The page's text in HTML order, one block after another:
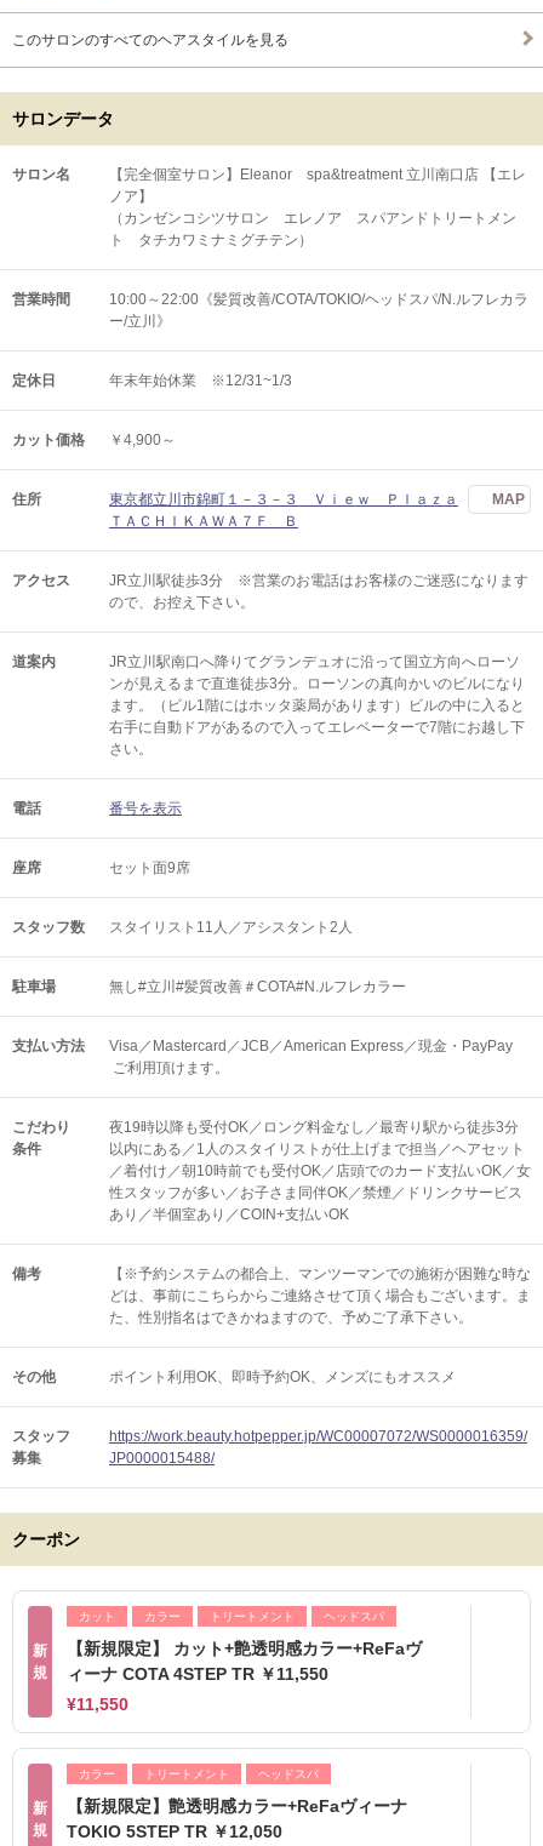
このサロンのすべてのヘアスタイルを見る
サロンデータ
サロン名
【完全個室サロン】Eleanor spa&treatment 立川南口店 【エレ
ノア】
（カンゼンコシツサロン エレノア スパアンドトリートメン
ト タチカワミナミグチテン）
営業時間
10:00～22:00《髪質改善/COTA/TOKIO/ヘッドスパ/N.ルフレカラ
ー/立川》
定休日 年末年始休業 ※12/31~1/3
カット価格 ￥4,900～
住所
東京都立川市錦町１－３－３ Ｖｉｅｗ Ｐｌａｚａ
ＴＡＣＨＩＫＡＷＡ７Ｆ Ｂ
MAP
アクセス
JR立川駅徒歩3分 ※営業のお電話はお客様のご迷惑になります
ので、お控え下さい。
道案内
JR立川駅南口へ降りてグランデュオに沿って国立方向へローソ
ンが見えるまで直進徒歩3分。ローソンの真向かいのビルになり
ます。（ビル1階にはホッタ薬局があります）ビルの中に入ると
右手に自動ドアがあるので入ってエレベーターで7階にお越し下
さい。
電話 番号を表示
座席 セット面9席
スタッフ数 スタイリスト11人／アシスタント2人
駐車場 無し#立川#髪質改善＃COTA#N.ルフレカラー
支払い方法
Visa／Mastercard／JCB／American Express／現金・PayPay
ご利用頂けます。
こだわり
条件
夜19時以降も受付OK／ロング料金なし／最寄り駅から徒歩3分
以内にある／1人のスタイリストが仕上げまで担当／ヘアセット
／着付け／朝10時前でも受付OK／店頭でのカード支払いOK／女
性スタッフが多い／お子さま同伴OK／禁煙／ドリンクサービス
あり／半個室あり／COIN+支払いOK
備考
【※予約システムの都合上、マンツーマンでの施術が困難な時な
どは、事前にこちらからご連絡させて頂く場合もございます。ま
た、性別指名はできかねますので、予めご了承下さい。
その他 ポイント利用OK 即時予約OK メンズにもオススメ
スタッフ
募集
https://work.beauty.hotpepper.jp/WC00007072/WS0000016359/
JP0000015488/
クーポン
新
規
カット カラー トリートメント ヘッドスパ
【新規限定】 カット+艶透明感カラー+ReFaヴ
ィーナ COTA 4STEP TR ￥11,550
¥11,550
新
規
カラー トリートメント ヘッドスパ
【新規限定】艶透明感カラー+ReFaヴィーナ
TOKIO 5STEP TR ￥12,050